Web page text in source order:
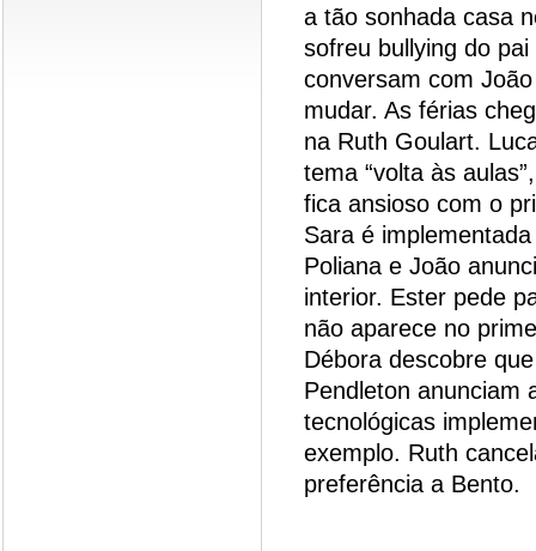
a tão sonhada casa
sofreu bullying do
conversam com
mudar. As férias
na Ruth Goulart.
tema “volta às
fica ansioso com o
Sara é
Poliana e João
interior. Ester pede
não aparece no
Débora descobre
Pendleton anunciam
tecnológicas
exemplo. Ruth
preferência a Bento.